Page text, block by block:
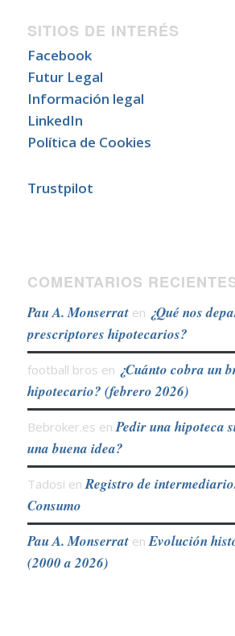
SITIOS DE INTERÉS
Facebook
Futur Legal
Información legal
LinkedIn
Política de Cookies
Trustpilot
COMENTARIOS
Pau A. Monserraten ¿Qué nos
prescriptores hipotecarios?
football bros en ¿Cuánto cobra un
hipotecario? (febrero 2026)
Bebroker.es enPedir una hipoteca
una buena idea?
Tadosi enRegistro de
Consumo
Pau A. MonserratenEvolución
(2000 a 2026)